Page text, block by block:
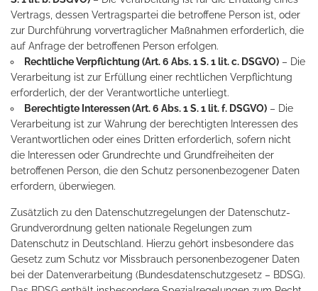
Vertrags, dessen Vertragspartei die betroffene Person ist, oder
zur Durchführung vorvertraglicher Maßnahmen erforderlich, die
auf Anfrage der betroffenen Person erfolgen.
Rechtliche Verpflichtung (Art. 6 Abs. 1 S. 1 lit. c. DSGVO) – Die
Verarbeitung ist zur Erfüllung einer rechtlichen Verpflichtung
erforderlich, der der Verantwortliche unterliegt.
Berechtigte Interessen (Art. 6 Abs. 1 S. 1 lit. f. DSGVO) – Die
Verarbeitung ist zur Wahrung der berechtigten Interessen des
Verantwortlichen oder eines Dritten erforderlich, sofern nicht
die Interessen oder Grundrechte und Grundfreiheiten der
betroffenen Person, die den Schutz personenbezogener Daten
erfordern, überwiegen.
Zusätzlich zu den Datenschutzregelungen der Datenschutz-
Grundverordnung gelten nationale Regelungen zum
Datenschutz in Deutschland. Hierzu gehört insbesondere das
Gesetz zum Schutz vor Missbrauch personenbezogener Daten
bei der Datenverarbeitung (Bundesdatenschutzgesetz – BDSG).